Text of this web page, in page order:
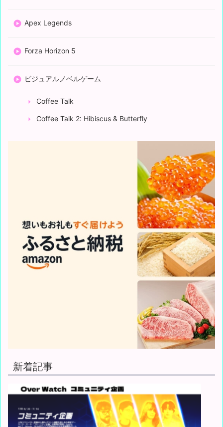
Apex Legends
Forza Horizon 5
ビジュアルノベルゲーム
Coffee Talk
Coffee Talk 2: Hibiscus & Butterfly
新着記事